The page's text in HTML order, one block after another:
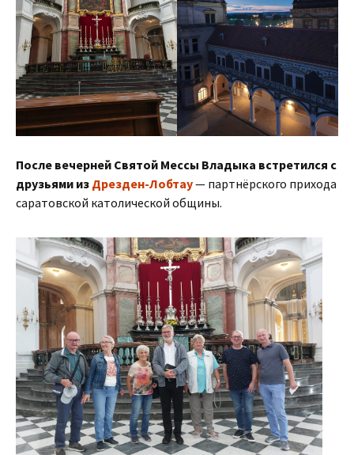
После вечерней Святой Мессы Владыка встретился с
друзьями из Дрезден-Лобтау— партнёрского прихода
саратовской католической общины.